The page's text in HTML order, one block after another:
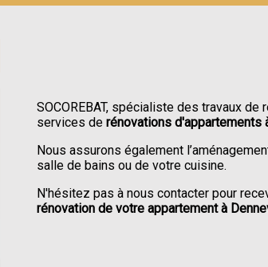
SOCOREBAT, spécialiste des travaux
services de rénovations d'appartements
Nous assurons également
salle de bains ou de votre cuisine.
N'hésitez pas à nous contacter pour
rénovation de votre appartement à